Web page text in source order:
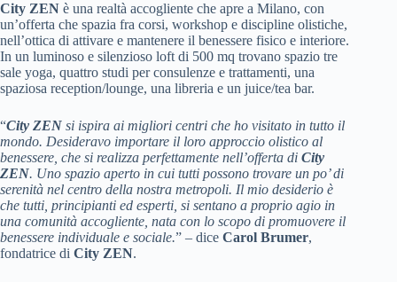
City ZEN è una realtà accogliente che apre a Milano, con
un’offerta che spazia fra corsi, workshop e discipline olistiche,
nell’ottica di attivare e mantenere il benessere fisico e interiore.
In un luminoso e silenzioso loft di 500 mq trovano spazio tre
sale yoga, quattro studi per consulenze e trattamenti, una
spaziosa reception/lounge, una libreria e un juice/tea bar.
“City ZEN si ispira ai migliori centri che ho visitato in tutto il
mondo. Desideravo importare il loro approccio olistico al
benessere, che si realizza perfettamente nell’offerta di City
ZEN. Uno spazio aperto in cui tutti possono trovare un po’ di
serenità nel centro della nostra metropoli. Il mio desiderio è
che tutti, principianti ed esperti, si sentano a proprio agio in
una comunità accogliente, nata con lo scopo di promuovere il
benessere individuale e sociale.” – dice Carol Brumer,
fondatrice di City ZEN.